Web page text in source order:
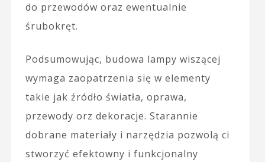
do przewodów oraz ewentualnie
śrubokręt.
Podsumowując, budowa lampy wiszącej
wymaga zaopatrzenia się w elementy
takie jak źródło światła, oprawa,
przewody orz dekoracje. Starannie
dobrane materiały i narzędzia pozwolą ci
stworzyć efektowny i funkcjonalny